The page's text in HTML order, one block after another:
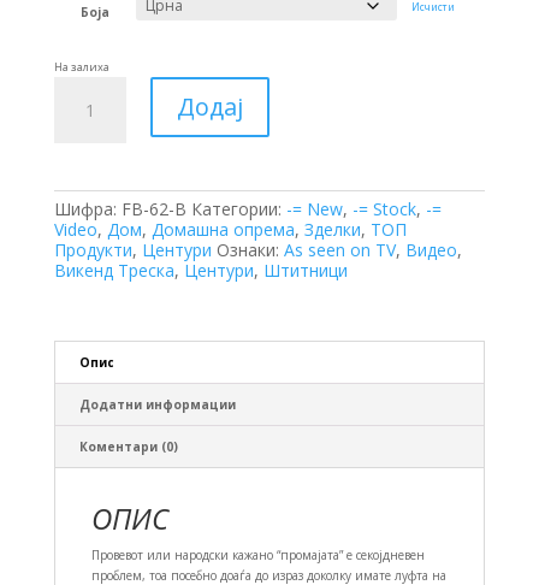
Боја Исчисти
На залиха
Додај
Шифра: FB-62-B Категории: -= New, -= Stock, -=
Video, Дом, Домашна опрема, Зделки, ТОП
Продукти, Центури Ознаки: As seen on TV, Видео,
Викенд Треска, Центури, Штитници
Опис
Додатни информации
Коментари (0)
ОПИС
Провевот или народски кажано “промајата” е секојдневен
проблем, тоа посебно доаѓа до израз доколку имате луфта на